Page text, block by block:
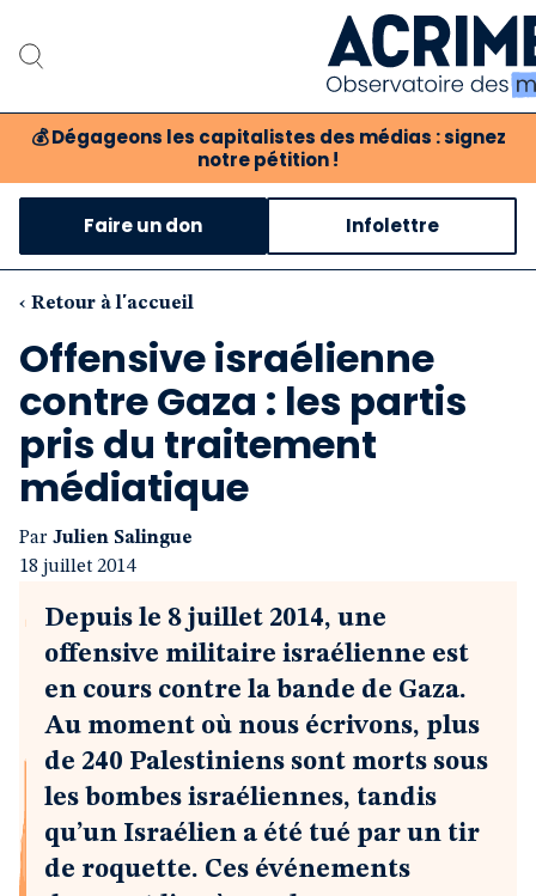
💰 Dégageons les capitalistes des médias : signez
notre pétition !
Notre critique des
Notre revue
Boutique
Faire un don Infolettre
‹ Retour à l'accueil
Offensive israélienne
contre Gaza : les partis
pris du traitement
médiatique
Par Julien Salingue
18 juillet 2014
Depuis le 8 juillet 2014, une
offensive militaire israélienne est
en cours contre la bande de Gaza.
Au moment où nous écrivons, plus
de 240 Palestiniens sont morts sous
les bombes israéliennes, tandis
qu’un Israélien a été tué par un tir
de roquette. Ces événements